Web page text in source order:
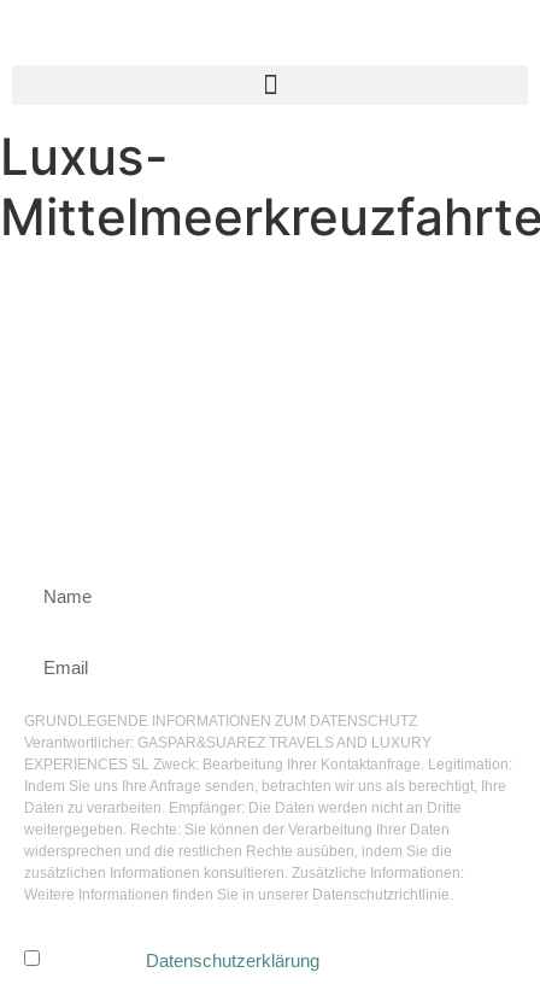
Luxus-
GRUNDLEGENDE INFORMATIONEN ZUM DATENSCHUTZ
Verantwortlicher: GASPAR&SUAREZ TRAVELS AND LUXURY
EXPERIENCES SL Zweck: Bearbeitung Ihrer Kontaktanfrage. Legitimation:
Indem Sie uns Ihre Anfrage senden, betrachten wir uns als berechtigt, Ihre
Daten zu verarbeiten. Empfänger: Die Daten werden nicht an Dritte
weitergegeben. Rechte: Sie können der Verarbeitung Ihrer Daten
widersprechen und die restlichen Rechte ausüben, indem Sie die
zusätzlichen Informationen konsultieren. Zusätzliche Informationen:
Weitere Informationen finden Sie in unserer Datenschutzrichtlinie.
Datenschutzerklärung